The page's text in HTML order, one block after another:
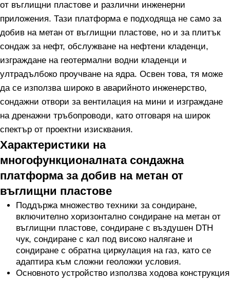
от въглищни пластове и различни инженерни
приложения. Тази платформа е подходяща не само за
добив на метан от въглищни пластове, но и за плитък
сондаж за нефт, обслужване на нефтени кладенци,
изграждане на геотермални водни кладенци и
ултрадълбоко проучване на ядра. Освен това, тя може
да се използва широко в аварийното инженерство,
сондажни отвори за вентилация на мини и изграждане
на дренажни тръбопроводи, като отговаря на широк
спектър от проектни изисквания.
Характеристики на
многофункционалната сондажна
платформа за добив на метан от
въглищни пластове
Поддържа множество техники за сондиране,
включително хоризонтално сондиране на метан от
въглищни пластове, сондиране с въздушен DTH
чук, сондиране с кал под високо налягане и
сондиране с обратна циркулация на газ, като се
адаптира към сложни геоложки условия.
Основното устройство използва ходова конструкция